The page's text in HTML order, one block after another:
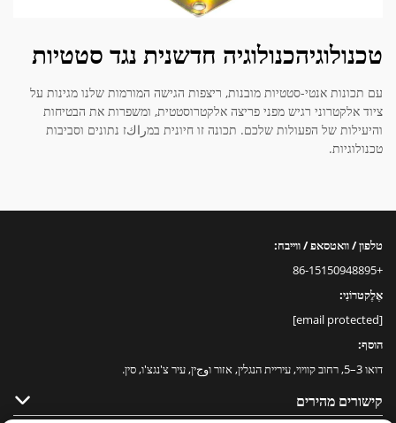
טכנולוגיהכנולוגיה חדשנית נגד סטטיות
עם תכונות אנטי-סטטיות מובנות, ריצפות הגישה המורמות שלנו מגינות על
ציוד אלקטרוני רגיש מפני פריצה אלקטרוסטטית, ומשפרות את הבטיחות
והיעילות של הפעולות שלכם. תכונה זו חיונית במراكז נתונים וסביבות
טכנולוגיות.
טלפון / וואטסאפ / ווייבח:
+86-15150948895
אֶלֶקטרוֹנִי:
[email protected]
הוסף:
דואו 3–5, רחוב קוויוי, עיריית הנגלין, אזור וوجין, עיר צ'נגצ'ו, סין.
קישורים מהירים